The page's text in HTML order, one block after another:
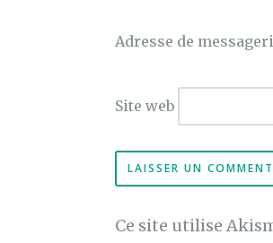
Adresse de
Site web
Ce site utilise